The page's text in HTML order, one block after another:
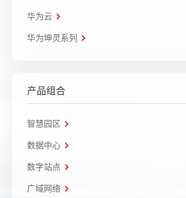
华为云
华为坤灵系列
产品组合
智慧园区
数据中心
数字站点
广域网络